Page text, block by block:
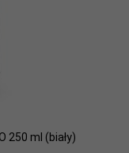
250 ml (biały)